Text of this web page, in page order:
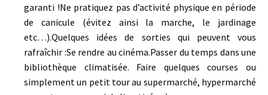
garanti !Ne pratiquez pas d’activité physique en période
de canicule (évitez ainsi la marche, le jardinage
etc…).Quelques idées de sorties qui peuvent vous
rafraîchir :Se rendre au cinéma.Passer du temps dans une
bibliothèque climatisée. Faire quelques courses ou
simplement un petit tour au supermarché, hypermarché